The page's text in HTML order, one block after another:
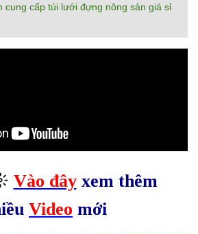
cung cấp túi lưới đựng nông sản giá sỉ
Vào đâyxem thêm
Video mới